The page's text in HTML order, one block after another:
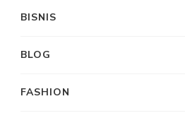
BISNIS
BLOG
FASHION